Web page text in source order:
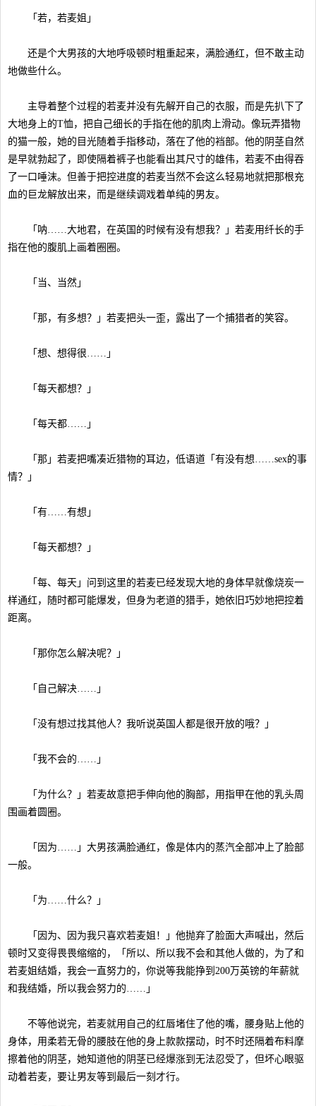
「若，若麦姐」
还是个大男孩的大地呼吸顿时粗重起来，满脸通红，但不敢主动
地做些什么。
主导着整个过程的若麦并没有先解开自己的衣服，而是先扒下了
大地身上的T恤，把自己细长的手指在他的肌肉上滑动。像玩弄猎物
的猫一般，她的目光随着手指移动，落在了他的裆部。他的阴茎自然
是早就勃起了，即使隔着裤子也能看出其尺寸的雄伟，若麦不由得吞
了一口唾沫。但善于把控进度的若麦当然不会这么轻易地就把那根充
血的巨龙解放出来，而是继续调戏着单纯的男友。
「呐……大地君，在英国的时候有没有想我？」若麦用纤长的手
指在他的腹肌上画着圈圈。
「当、当然」
「那，有多想？」若麦把头一歪，露出了一个捕猎者的笑容。
「想、想得很……」
「每天都想？」
「每天都……」
「那」若麦把嘴凑近猎物的耳边，低语道「有没有想……sex的事
情？」
「有……有想」
「每天都想？」
「每、每天」问到这里的若麦已经发现大地的身体早就像烧炭一
样通红，随时都可能爆发，但身为老道的猎手，她依旧巧妙地把控着
距离。
「那你怎么解决呢？」
「自己解决……」
「没有想过找其他人？我听说英国人都是很开放的哦？」
「我不会的……」
「为什么？」若麦故意把手伸向他的胸部，用指甲在他的乳头周
围画着圆圈。
「因为……」大男孩满脸通红，像是体内的蒸汽全部冲上了脸部
一般。
「为……什么？」
「因为、因为我只喜欢若麦姐！」他抛弃了脸面大声喊出，然后
顿时又变得畏畏缩缩的，「所以、所以我不会和其他人做的，为了和
若麦姐结婚，我会一直努力的，你说等我能挣到200万英镑的年薪就
和我结婚，所以我会努力的……」
不等他说完，若麦就用自己的红唇堵住了他的嘴，腰身贴上他的
身体，用柔若无骨的腰肢在他的身上款款摆动，时不时还隔着布料摩
擦着他的阴茎，她知道他的阴茎已经爆涨到无法忍受了，但坏心眼驱
动着若麦，要让男友等到最后一刻才行。